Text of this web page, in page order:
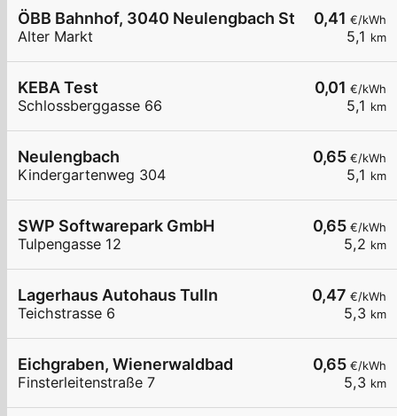
0,41 €/kWh
5,1 km
ÖBB Bahnhof, 3040 Neulengbach Stadt
Alter Markt
0,01 €/kWh
5,1 km
KEBA Test
Schlossberggasse 66
0,65 €/kWh
5,1 km
Neulengbach
Kindergartenweg 304
0,65 €/kWh
5,2 km
SWP Softwarepark GmbH
Tulpengasse 12
0,47 €/kWh
5,3 km
Lagerhaus Autohaus Tulln
Teichstrasse 6
0,65 €/kWh
5,3 km
Eichgraben, Wienerwaldbad
Finsterleitenstraße 7